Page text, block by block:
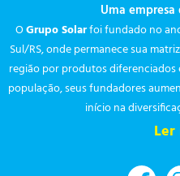
Uma empresa
OGrupo Solarfoi fundado no
Sul/RS, onde permanece sua
região por produtos
população, seus fundadores
início na
Ler